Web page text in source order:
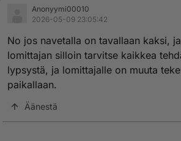
Anonyymi00010
2026-05-09 23:05:42
No jos navetalla on tavallaan kaksi,
lomittajan silloin tarvitse kaikkea
lypsystä, ja lomittajalle on muuta
paikallaan.
Äänestä